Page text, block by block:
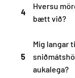
4
Hversu
bætt við?
5
Mig langar
aukalega?